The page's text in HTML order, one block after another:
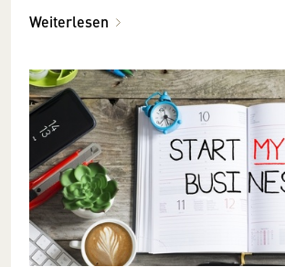
Weiterlesen